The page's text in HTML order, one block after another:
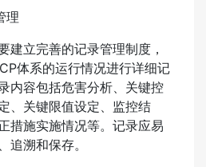
理
建立完善的记录管理制度，
体系的运行情况进行详细记
内容包括危害分析、关键控
、关键限值设定、监控结
措施实施情况等。记录应易
追溯和保存。